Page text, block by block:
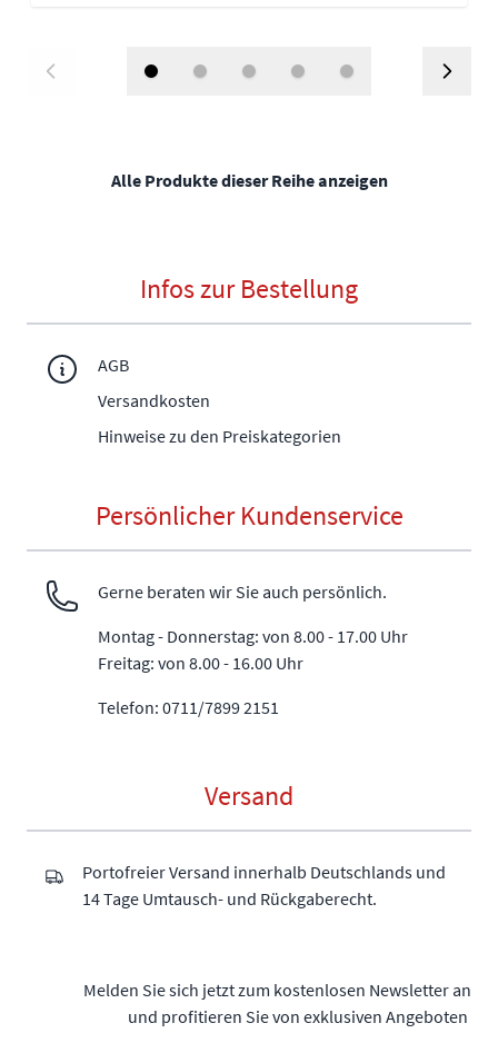
Alle Produkte dieser Reihe anzeigen
Infos zur Bestellung
AGB
Versandkosten
Hinweise zu den Preiskategorien
Persönlicher Kundenservice
Gerne beraten wir Sie auch persönlich.
Montag - Donnerstag: von 8.00 - 17.00 Uhr
Freitag: von 8.00 - 16.00 Uhr
Telefon: 0711/7899 2151
Versand
Portofreier Versand innerhalb Deutschlands und
14 Tage Umtausch- und Rückgaberecht.
Melden Sie sich jetzt zum kostenlosen Newsletter an
und profitieren Sie von exklusiven Angeboten